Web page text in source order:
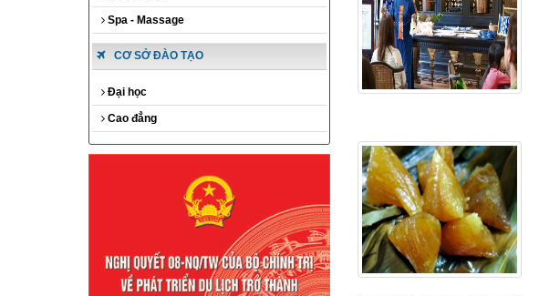
Spa - Massage
CƠ SỞ ĐÀO TẠO
Đại học
Cao đẳng